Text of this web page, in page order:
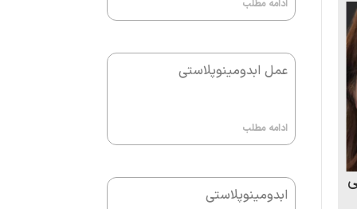
ادامه مطلب
عمل ابدومینوپلاستی
ادامه مطلب
ابدومینوپلاستی